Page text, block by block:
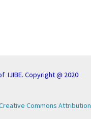
IJIBE. Copyright @ 2020
Commons